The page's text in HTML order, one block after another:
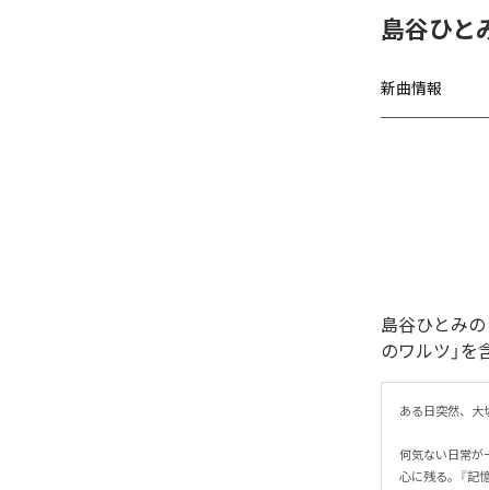
島谷ひと
新曲情報
島谷ひとみの
のワルツ」を
ある日突然、大
何気ない日常が
心に残る。『記